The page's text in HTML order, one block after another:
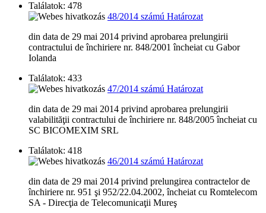
Találatok: 478
48/2014 számú Határozat
din data de 29 mai 2014 privind aprobarea prelungirii
contractului de închiriere nr. 848/2001 încheiat cu Gabor
Iolanda
Találatok: 433
47/2014 számú Határozat
din data de 29 mai 2014 privind aprobarea prelungirii
valabilităţii contractului de închiriere nr. 848/2005 încheiat cu
SC BICOMEXIM SRL
Találatok: 418
46/2014 számú Határozat
din data de 29 mai 2014 privind prelungirea contractelor de
închiriere nr. 951 şi 952/22.04.2002, încheiat cu Romtelecom
SA - Direcţia de Telecomunicaţii Mureş